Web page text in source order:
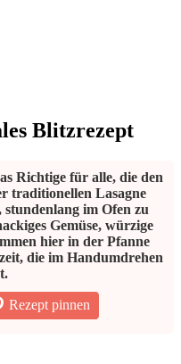
Blitzrezept
Richtige für alle, die den
traditionellen Lasagne
im Ofen zu
Gemüse, würzige
hier in der Pfanne
die im Handumdrehen
Rezept pinnen